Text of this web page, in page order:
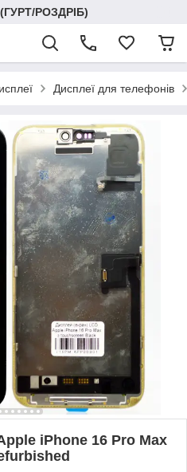
РОЗДРІБ)
Дисплеї для телефонів
iPhone 16 Pro Max